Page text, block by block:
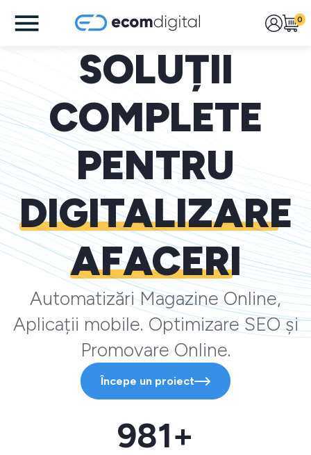
0
SOLUȚII
COMPLETE
PENTRU
DIGITALIZARE
AFACERI
Automatizări Magazine Online,
Aplicații mobile. Optimizare SEO și
Promovare Online.
Începe un proiect
981+